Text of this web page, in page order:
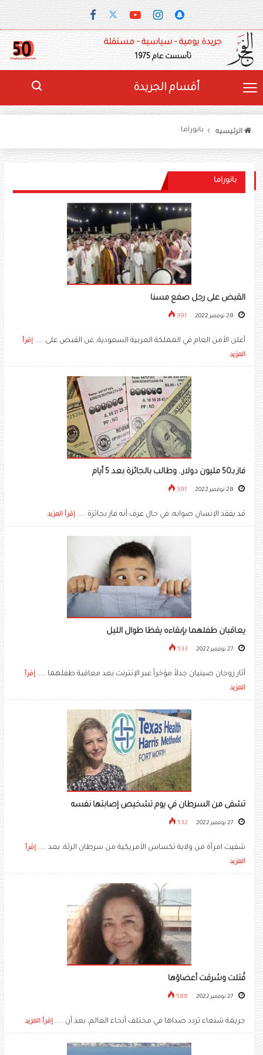
جريدة يومية - سياسية - مستقلة
تأسست عام 1975
أقسام الجريدة
الرئيسيه بانوراما
بانوراما
القبض على رجل صفع مسنا
391
أعلن الأمن العام في المملكة العربية السعودية، عن القبض على ..... إقرأ
المزيد
فاز بـ50 مليون دولار.. وطالب بالجائزة بعد 5 أيام
391
قد يفقد الإنسان صوابه، في حال عرف أنه فاز بجائزة ..... إقرأ المزيد
يعاقبان طفلهما بإبقاءه يقظا طوال الليل
533
أثار زوجان صينيان جدلاً مؤخراً عبر الإنترنت بعد معاقبة طفلهما ..... إقرأ
المزيد
تشفى من السرطان في يوم تشخيص إصابتها نفسه
532
شفيت امرأة من ولاية تكساس الأمريكية من سرطان الرئة، بعد ..... إقرأ
المزيد
قُتلت وسُرقت أعضاؤها
588
جريمة شنعاء تردد صداها في مختلف أنحاء العالم، بعد أن ..... إقرأ المزيد